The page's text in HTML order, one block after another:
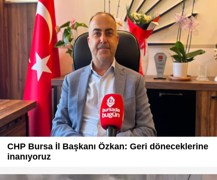
CHP Bursa İl Başkanı Özkan: Geri döneceklerine
inanıyoruz